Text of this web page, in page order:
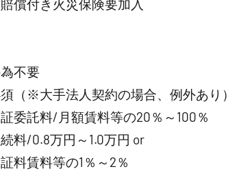
き火災保険要加入
不要
※大手法人契約の場合、例外あり）
託料/月額賃料等の20％～100％
/0.8万円～1.0万円 or
賃料等の1％～2％